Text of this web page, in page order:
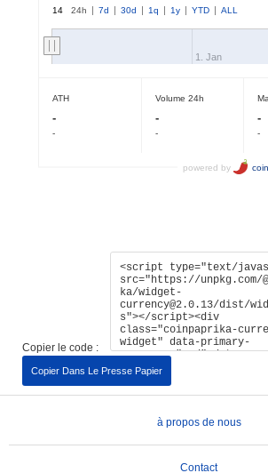
Copier le code :
Copier Dans Le Presse Papier
à propos de nous
Contact